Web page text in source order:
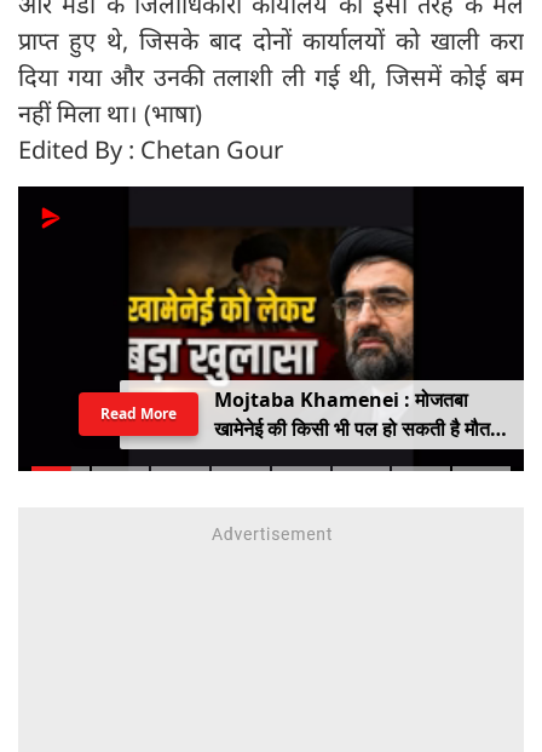
प्राप्त हुए थे, जिसके बाद दोनों कार्यालयों को खाली करा
दिया गया और उनकी तलाशी ली गई थी, जिसमें कोई बम
नहीं मिला था। (भाषा)
Edited By : Chetan Gour
Mojtaba Khamenei : मोजतबा
खामेनेई की किसी भी पल हो सकती है मौत,
इजराइली मीडिया के दावे के बीच सामने आया
Read More